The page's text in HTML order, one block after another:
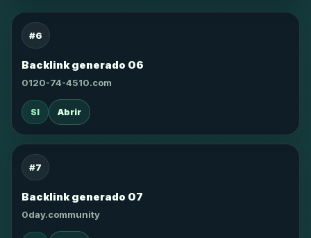
#6
Backlink generado 06
0120-74-4510.com
SI Abrir
#7
Backlink generado 07
0day.community